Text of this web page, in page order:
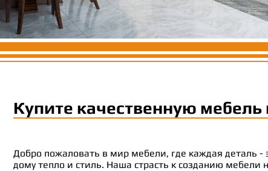
Купите качественную
Добро пожаловать в мир мебели, где каждая деталь -
дому тепло и стиль. Наша страсть к созданию